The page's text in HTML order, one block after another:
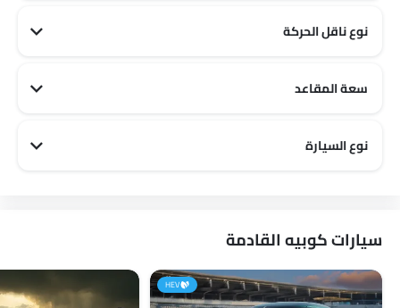
نوع ناقل الحركة
سعة المقاعد
نوع السيارة
سيارات كوبيه القادمة
HEV